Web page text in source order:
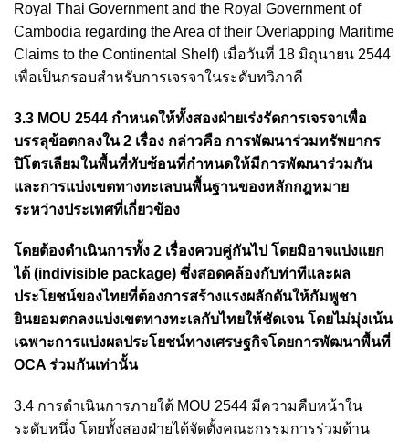
Royal Thai Government and the Royal Government of
Cambodia regarding the Area of their Overlapping Maritime
Claims to the Continental Shelf) เมื่อวันที่ 18 มิถุนายน 2544
เพื่อเป็นกรอบสำหรับการเจรจาในระดับทวิภาคี
3.3 MOU 2544 กำหนดให้ทั้งสองฝ่ายเร่งรัดการเจรจาเพื่อ
บรรลุข้อตกลงใน 2 เรื่อง กล่าวคือ การพัฒนาร่วมทรัพยากร
ปิโตรเลียมในพื้นที่ทับซ้อนที่กำหนดให้มีการพัฒนาร่วมกัน
และการแบ่งเขตทางทะเลบนพื้นฐานของหลักกฎหมาย
ระหว่างประเทศที่เกี่ยวข้อง
โดยต้องดำเนินการทั้ง 2 เรื่องควบคู่กันไป โดยมิอาจแบ่งแยก
ได้ (indivisible package) ซึ่งสอดคล้องกับท่าทีและผล
ประโยชน์ของไทยที่ต้องการสร้างแรงผลักดันให้กัมพูชา
ยินยอมตกลงแบ่งเขตทางทะเลกับไทยให้ชัดเจน โดยไม่มุ่งเน้น
เฉพาะการแบ่งผลประโยชน์ทางเศรษฐกิจโดยการพัฒนาพื้นที่
OCA ร่วมกันเท่านั้น
3.4 การดำเนินการภายใต้ MOU 2544 มีความคืบหน้าใน
ระดับหนึ่ง โดยทั้งสองฝ่ายได้จัดตั้งคณะกรรมการร่วมด้าน